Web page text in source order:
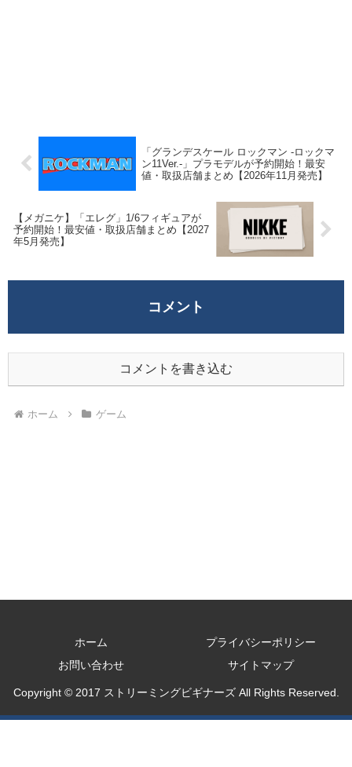
「グランデスケール ロックマン -ロックマ
ン11Ver.-」プラモデルが予約開始！最安
値・取扱店舗まとめ【2026年11月発売】
【メガニケ】「エレグ」1/6フィギュアが
予約開始！最安値・取扱店舗まとめ【2027
年5月発売】
コメント
コメントを書き込む
ホーム ゲーム
ホーム
プライバシーポリシー
お問い合わせ
サイトマップ
Copyright © 2017 ストリーミングビギナーズ All Rights Reserved.